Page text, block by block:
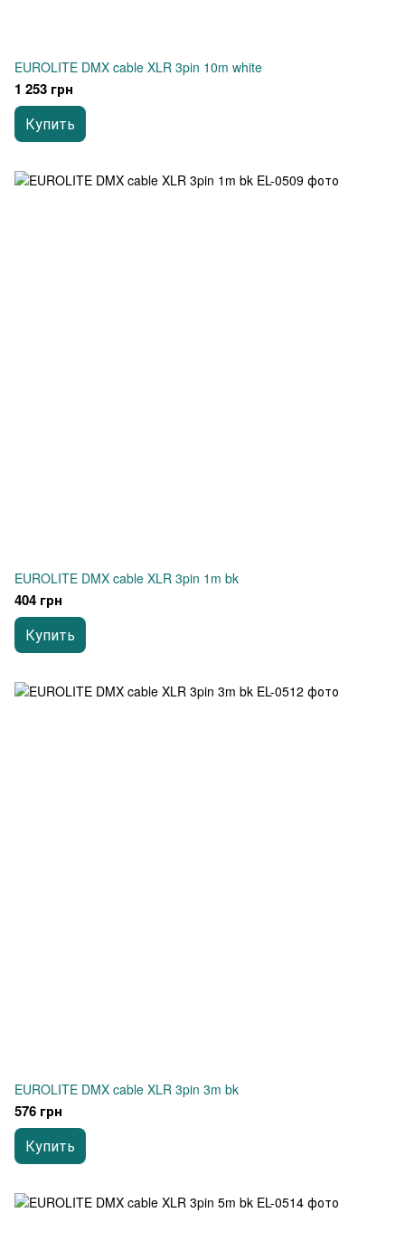
EUROLITE DMX cable XLR 3pin 10m white
1 253 грн
Купить
EUROLITE DMX cable XLR 3pin 1m bk
404 грн
Купить
EUROLITE DMX cable XLR 3pin 3m bk
576 грн
Купить